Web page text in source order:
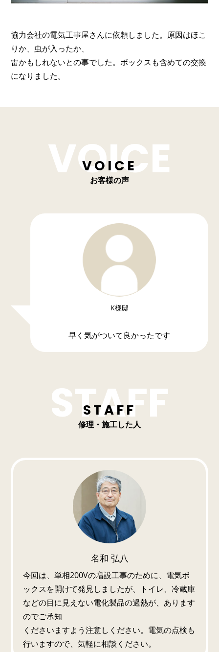
協力会社の電気工事屋さんに依頼しました。原因はほこ
りか、虫が入ったか、
雷かもしれないとの事でした。ボックスも含めての交換
になりました。
VOICE
お客様の声
早く気がついて良かったです
K様邸
STAFF
修理・施工した人
名和 弘八
今回は、単相200Vの増設工事のために、電気ボ
ックスを開けて発見しましたが、トイレ、冷蔵庫
などの目に見えない電化製品の過熱が、あります
のでご承知
くださいますよう注意しください。電気の点検も
行いますので、気軽に相談ください。